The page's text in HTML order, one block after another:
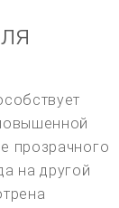
прозрачного
на другой